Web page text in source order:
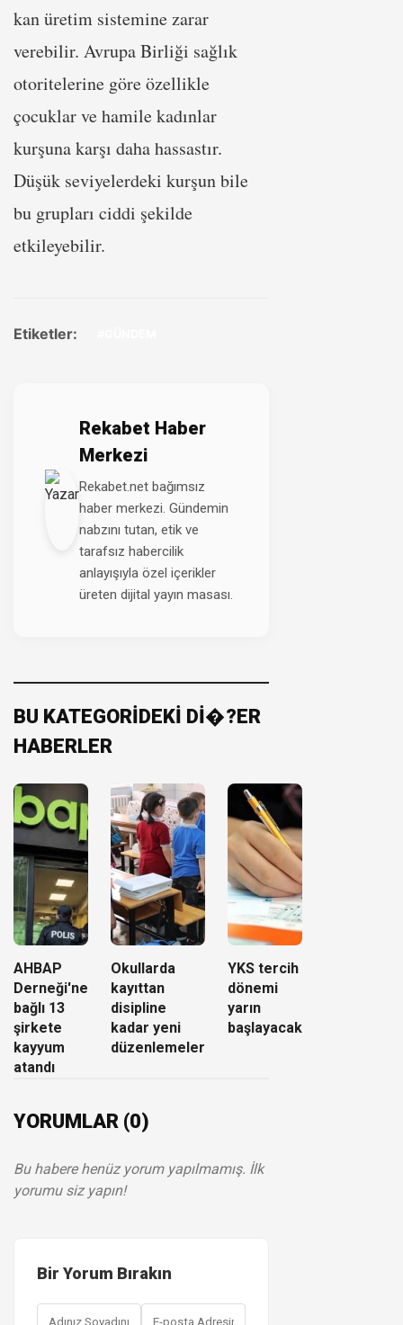
kan üretim sistemine zarar
verebilir. Avrupa Birliği sağlık
otoritelerine göre özellikle
çocuklar ve hamile kadınlar
kurşuna karşı daha hassastır.
Düşük seviyelerdeki kurşun bile
bu grupları ciddi şekilde
etkileyebilir.
Etiketler:
Rekabet Haber
Merkezi
Rekabet.net bağımsız
haber merkezi. Gündemin
nabzını tutan, etik ve
tarafsız habercilik
anlayışıyla özel içerikler
üreten dijital yayın masası.
BU KATEGORİDEKİ Dİ�?ER
HABERLER
AHBAP
Derneği'ne
bağlı 13
şirkete
kayyum
atandı
Okullarda
kayıttan
disipline
kadar yeni
düzenlemeler
YKS tercih
dönemi
yarın
başlayacak
YORUMLAR (0)
Bu habere henüz yorum yapılmamış. İlk
yorumu siz yapın!
Bir Yorum Bırakın